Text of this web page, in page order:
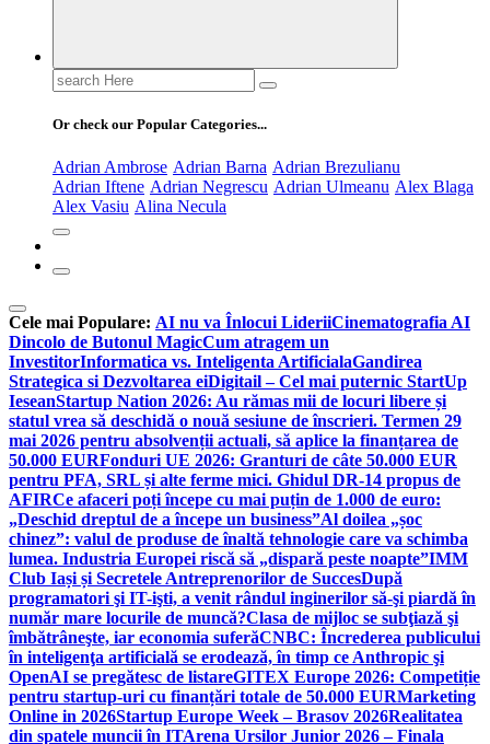
Search
for:
Or check our Popular Categories...
Adrian Ambrose Adrian Barna Adrian Brezulianu
Adrian Iftene Adrian Negrescu Adrian Ulmeanu Alex Blaga
Alex Vasiu Alina Necula
Cele mai Populare: AI nu va Înlocui LideriiCinematografia AI
Dincolo de Butonul MagicCum atragem un
InvestitorInformatica vs. Inteligenta ArtificialaGandirea
Strategica si Dezvoltarea eiDigitail – Cel mai puternic StartUp
IeseanStartup Nation 2026: Au rămas mii de locuri libere și
statul vrea să deschidă o nouă sesiune de înscrieri. Termen 29
mai 2026 pentru absolvenții actuali, să aplice la finanțarea de
50.000 EURFonduri UE 2026: Granturi de câte 50.000 EUR
pentru PFA, SRL și alte ferme mici. Ghidul DR-14 propus de
AFIRCe afaceri poți începe cu mai puțin de 1.000 de euro:
„Deschid dreptul de a începe un business”Al doilea „șoc
chinez”: valul de produse de înaltă tehnologie care va schimba
lumea. Industria Europei riscă să „dispară peste noapte”IMM
Club Iași și Secretele Antreprenorilor de SuccesDupă
programatori şi IT-işti, a venit rândul inginerilor să-şi piardă în
număr mare locurile de muncă?Clasa de mijloc se subţiază şi
îmbătrâneşte, iar economia suferăCNBC: Încrederea publicului
în inteligenţa artificială se erodează, în timp ce Anthropic şi
OpenAI se pregătesc de listareGITEX Europe 2026: Competiție
pentru startup-uri cu finanțări totale de 50.000 EURMarketing
Online in 2026Startup Europe Week – Brasov 2026Realitatea
din spatele muncii în ITArena Ursilor Junior 2026 – Finala